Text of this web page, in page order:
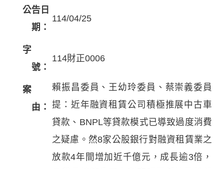
公告日
期：
114/04/25
字
號：
114財正0006
案
由：
賴振昌委員、王幼玲委員、蔡崇義委員
提：近年融資租賃公司積極推展中古車
貸款、BNPL等貸款模式已導致過度消費
之疑慮。然8家公股銀行對融資租賃業之
放款4年間增加近千億元，成長逾3倍，